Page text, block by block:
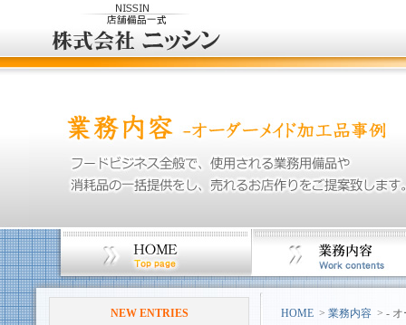
HOME > 業務内容 > -
NEW ENTRIES